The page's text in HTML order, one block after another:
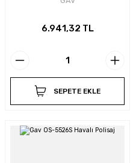
6.941,32 TL
SEPETE EKLE